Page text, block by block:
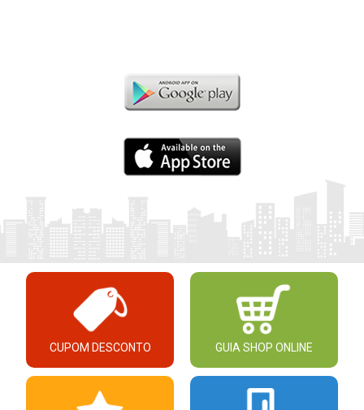
CUPOM DESCONTO GUIA SHOP ONLINE